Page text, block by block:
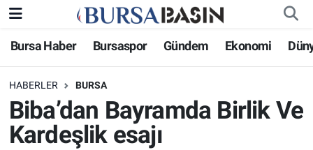
Bursa Haber Bursaspor Gündem Ekonomi
HABERLER BURSA
Biba’dan Bayramda Birlik Ve
Kardeşlik esajı
Bursa Haber
Genel
Politika
Bursa Nöbetçi Eczaneler
Bursa Hava Durumu
Bursa Namaz Vakitleri